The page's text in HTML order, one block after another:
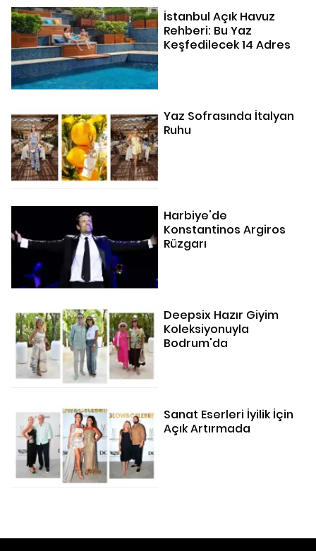
İstanbul Açık Havuz
Rehberi: Bu Yaz
Keşfedilecek 14 Adres
Yaz Sofrasında İtalyan
Ruhu
Harbiye'de
Konstantinos Argiros
Rüzgarı
Deepsix Hazır Giyim
Koleksiyonuyla
Bodrum'da
Sanat Eserleri İyilik İçin
Açık Artırmada